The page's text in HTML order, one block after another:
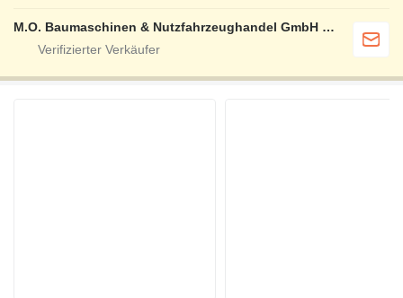
M.O. Baumaschinen & Nutzfahrzeughandel GmbH & CO.